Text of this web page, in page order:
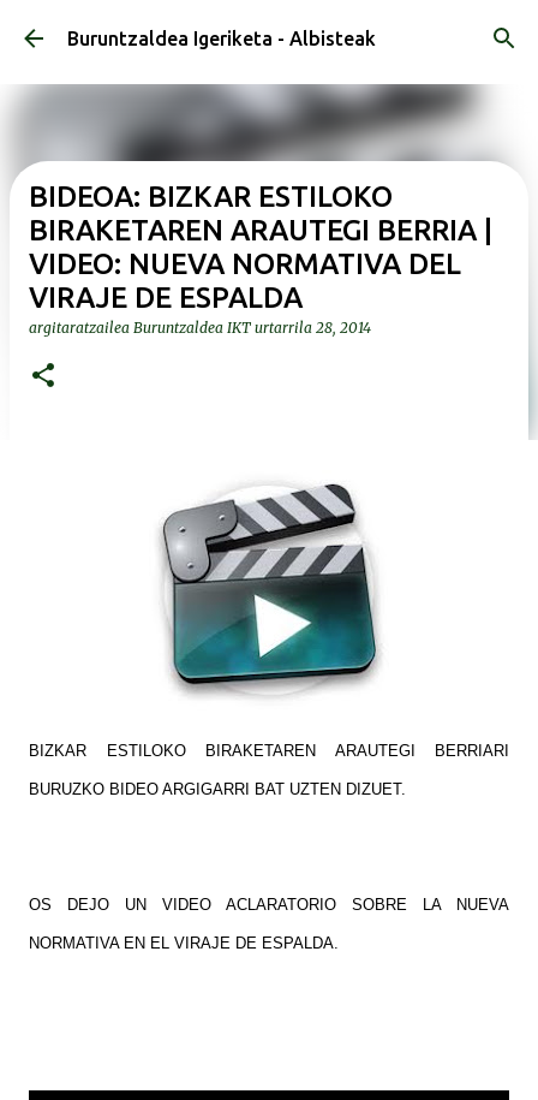
Saltatu eta joan eduki nagusira
Buruntzaldea Igeriketa - Albisteak
BIDEOA: BIZKAR ESTILOKO
BIRAKETAREN ARAUTEGI BERRIA |
VIDEO: NUEVA NORMATIVA DEL
VIRAJE DE ESPALDA
argitaratzailea Buruntzaldea IKT urtarrila 28, 2014
BIZKAR ESTILOKO BIRAKETAREN ARAUTEGI BERRIARI
BURUZKO BIDEO ARGIGARRI BAT UZTEN DIZUET.
OS DEJO UN VIDEO ACLARATORIO SOBRE LA NUEVA
NORMATIVA EN EL VIRAJE DE ESPALDA.